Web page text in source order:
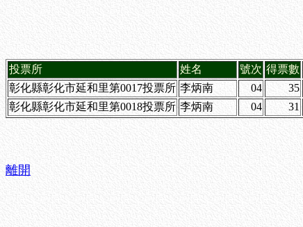
投票所 姓名 號次 得票數
彰化縣彰化市延和里第0017投票所 李炳南 04 35
彰化縣彰化市延和里第0018投票所 李炳南 04 31
離開